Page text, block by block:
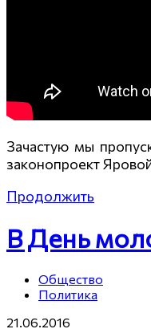
Зачастую мы
законопроект
Продолжить
В День
Общество
Политика
21.06.2016